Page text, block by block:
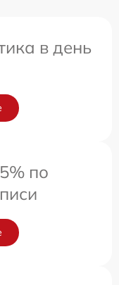
в день
по